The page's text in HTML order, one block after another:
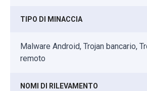
TIPO DI MINACCIA
Malware Android, Trojan bancario,
remoto
NOMI DI RILEVAMENTO